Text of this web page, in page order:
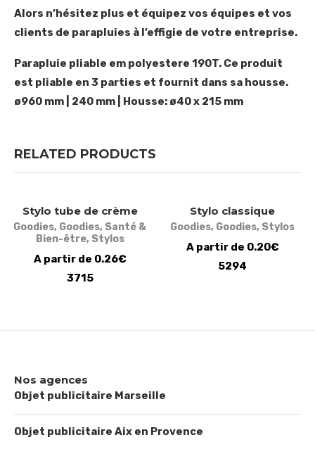
Alors n’hésitez plus et équipez vos équipes et vos
clients de parapluies à l’effigie de votre entreprise.
Parapluie pliable em polyestere 190T. Ce produit
est pliable en 3 parties et fournit dans sa housse.
ø960 mm | 240 mm | Housse: ø40 x 215 mm
RELATED PRODUCTS
Stylo tube de crème
Goodies, Goodies, Santé &
Bien-être, Stylos
A partir de 0.26€
3715
Stylo classique
Goodies, Goodies, Stylos
A partir de 0.20€
5294
Nos agences
Objet publicitaire Marseille
Objet publicitaire Aix en Provence